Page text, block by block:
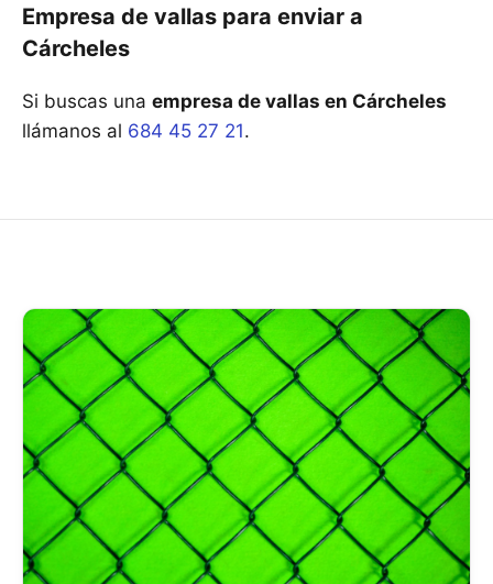
Empresa de vallas para enviar a
Cárcheles
Si buscas una empresa de vallas en Cárcheles
llámanos al 684 45 27 21.